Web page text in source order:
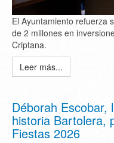
El Ayuntamiento refuerza
de 2 millones en
Criptana.
Leer más...
Déborah Escobar,
historia Bartolera,
Fiestas 2026